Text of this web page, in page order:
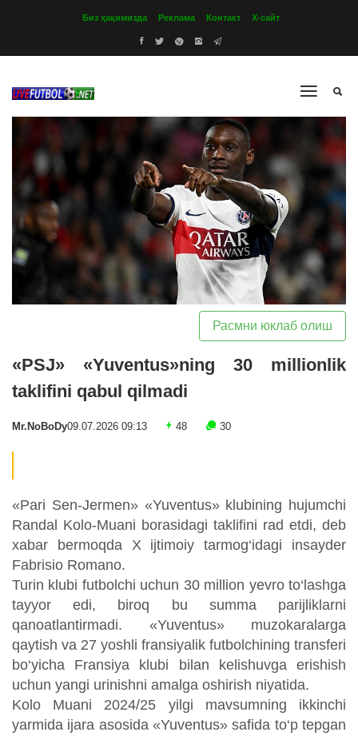
Биз ҳақимизда Реклама Контакт Х-сайт
Расмни юклаб олиш
«PSJ» «Yuventus»ning 30 millionlik
taklifini qabul qilmadi
Mr.NoBoDy09.07.2026 09:13 48 30
«Pari Sen-Jermen» «Yuventus» klubining hujumchi
Randal Kolo-Muani borasidagi taklifini rad etdi, deb
xabar bermoqda X ijtimoiy tarmog‘idagi insayder
Fabrisio Romano.
Turin klubi futbolchi uchun 30 million yevro to‘lashga
tayyor edi, biroq bu summa parijliklarni
qanoatlantirmadi. «Yuventus» muzokaralarga
qaytish va 27 yoshli fransiyalik futbolchining transferi
bo‘yicha Fransiya klubi bilan kelishuvga erishish
uchun yangi urinishni amalga oshirish niyatida.
Kolo Muani 2024/25 yilgi mavsumning ikkinchi
yarmida ijara asosida «Yuventus» safida to‘p tepgan